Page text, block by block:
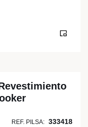
REF. PILSA: 333418